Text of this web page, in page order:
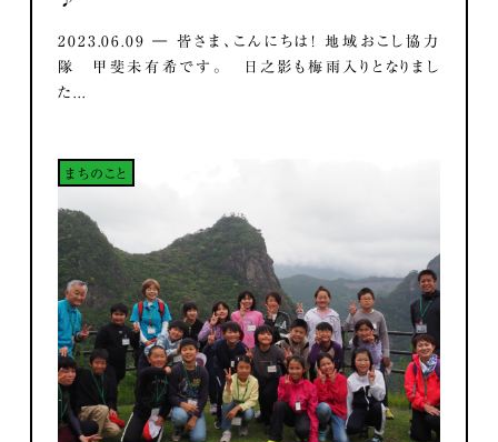
2023.06.09 ― 皆さま、こんにちは！ 地域おこし協力
隊 甲斐未有希です。 日之影も梅雨入りとなりまし
た...
まちのこと